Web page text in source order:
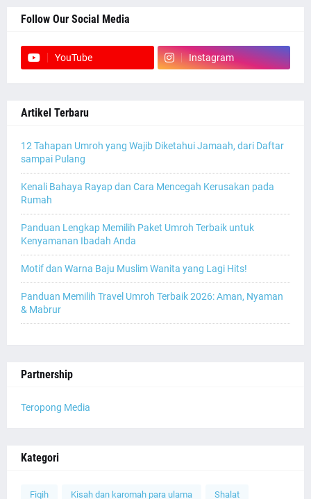
Follow Our Social Media
YouTube Instagram
Artikel Terbaru
12 Tahapan Umroh yang Wajib Diketahui Jamaah, dari Daftar
sampai Pulang
Kenali Bahaya Rayap dan Cara Mencegah Kerusakan pada
Rumah
Panduan Lengkap Memilih Paket Umroh Terbaik untuk
Kenyamanan Ibadah Anda
Motif dan Warna Baju Muslim Wanita yang Lagi Hits!
Panduan Memilih Travel Umroh Terbaik 2026: Aman, Nyaman
& Mabrur
Partnership
Teropong Media
Kategori
Fiqih Kisah dan karomah para ulama Shalat